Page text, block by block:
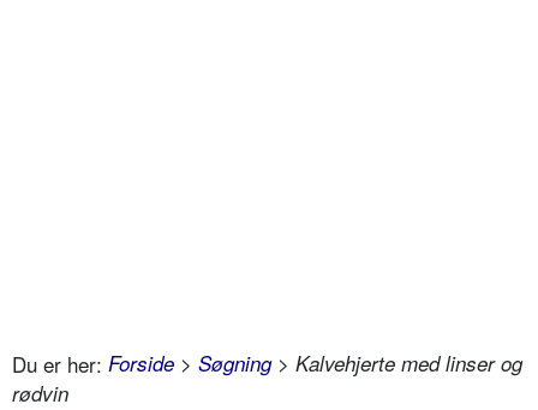
Du er her: Forside > Søgning> Kalvehjerte med linser og
rødvin